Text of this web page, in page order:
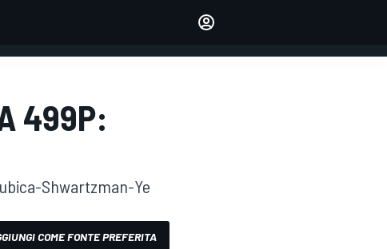
ACCEDI
499P:
Shwartzman-Ye
COME FONTE PREFERITA